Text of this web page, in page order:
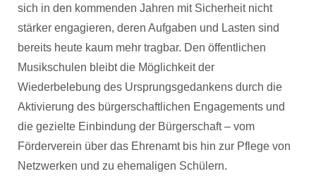
sich in den kommenden Jahren mit Sicherheit nicht
stärker engagieren, deren Aufgaben und Lasten sind
bereits heute kaum mehr tragbar. Den öffentlichen
Musikschulen bleibt die Möglichkeit der
Wiederbelebung des Ursprungsgedankens durch die
Aktivierung des bürgerschaftlichen Engagements und
die gezielte Einbindung der Bürgerschaft – vom
Förderverein über das Ehrenamt bis hin zur Pflege von
Netzwerken und zu ehemaligen Schülern.